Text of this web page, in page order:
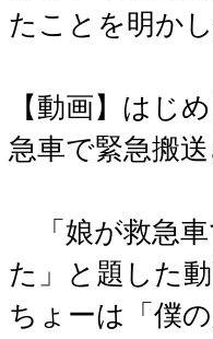
たことを明かし
【動画】はじ
急車で緊急搬送
「娘が救急車
た」と題した
ちょーは「僕